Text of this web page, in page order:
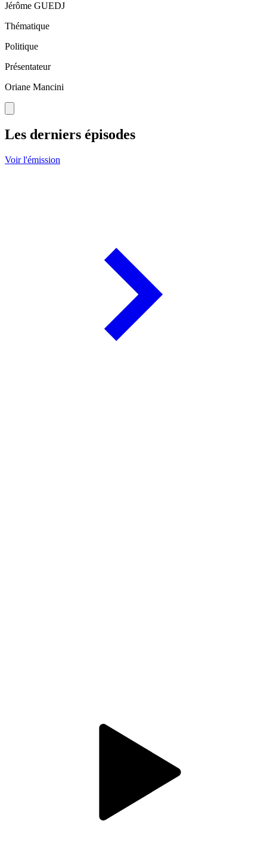
Jérôme GUEDJ
Thématique
Politique
Présentateur
Oriane Mancini
Les derniers épisodes
Voir l'émission